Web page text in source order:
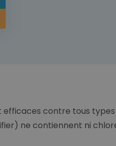
contre tous types
ne contiennent ni